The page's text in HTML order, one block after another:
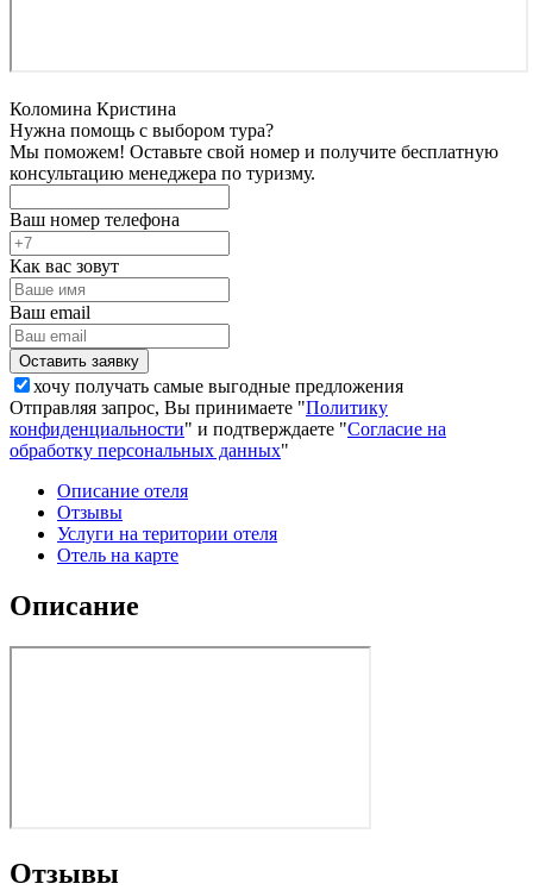
Коломина Кристина
Нужна помощь с выбором тура?
Мы поможем! Оставьте свой номер и получите бесплатную
консультацию менеджера по туризму.
Ваш номер телефона
Как вас зовут
Ваш email
хочу получать самые выгодные предложения
Отправляя запрос, Вы принимаете "Политику
конфиденциальности" и подтверждаете "Согласие на
обработку персональных данных"
Описание отеля
Отзывы
Услуги на територии отеля
Отель на карте
Описание
Отзывы